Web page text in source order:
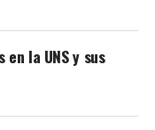
en la UNS y sus